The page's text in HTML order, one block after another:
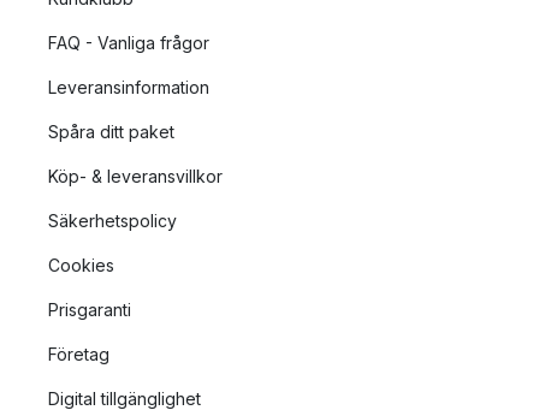
FAQ - Vanliga frågor
Leveransinformation
Spåra ditt paket
Köp- & leveransvillkor
Säkerhetspolicy
Cookies
Prisgaranti
Företag
Digital tillgänglighet